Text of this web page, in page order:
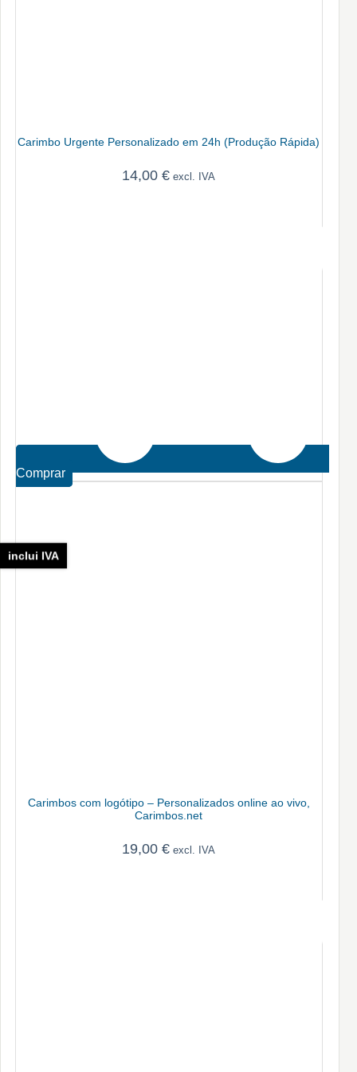
Carimbo Urgente Personalizado em 24h (Produção Rápida)
14,00€ excl. IVA
Comprar
Carimbos com logótipo – Personalizados online ao vivo,
Carimbos.net
19,00€ excl. IVA
inclui IVA